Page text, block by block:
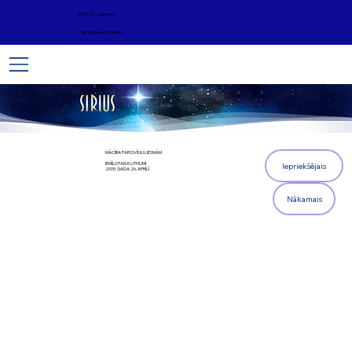
Palīdzība un atbalsts
ARHĪVS - Jaunumi
MĀCĪBA PAR DVĪŅU LIESMĀM
IEMĪĻOTAIS KUTHUMI
2005. GADA 26. APRĪLĪ
Iepriekšējais
Nākamais